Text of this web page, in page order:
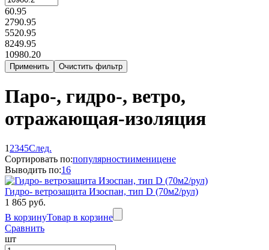
60.95
2790.95
5520.95
8249.95
10980.20
Паро-, гидро-, ветро,
отражающая-изоляция
1 2345След.
Сортировать по:популярностиименицене
Выводить по:16
Гидро- ветрозащита Изоспан, тип D (70м2/рул)
1 865 руб.
В корзинуТовар в корзине
Сравнить
шт